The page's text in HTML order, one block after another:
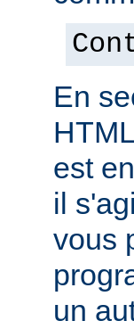
En
est
il
vous
un